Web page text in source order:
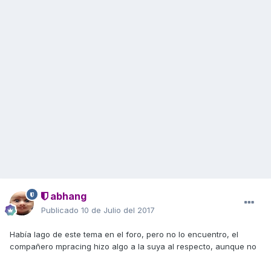
abhang
Publicado 10 de Julio del 2017
Había lago de este tema en el foro, pero no lo encuentro, el
compañero mpracing hizo algo a la suya al respecto, aunque no